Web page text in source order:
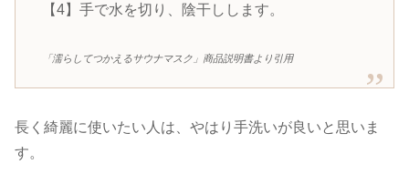
【4】手で水を切り、陰干しします。
「濡らしてつかえるサウナマスク」商品説明書より引用
長く綺麗に使いたい人は、やはり手洗いが良いと思いま
す。